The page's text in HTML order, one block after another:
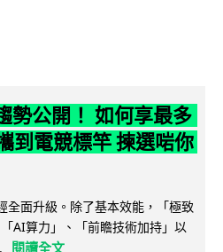
勢公開！ 如何享最多
電競標竿 揀選啱你
全面升級。除了基本效能，「極致
AI算力」、「前瞻技術加持」以
閱讀全文